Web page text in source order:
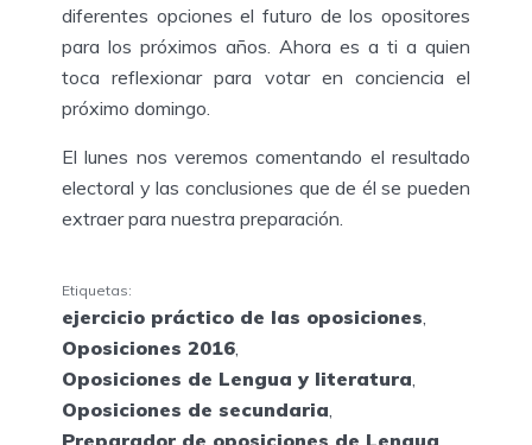
diferentes opciones el futuro de los opositores
para los próximos años. Ahora es a ti a quien
toca reflexionar para votar en conciencia el
próximo domingo.
El lunes nos veremos comentando el resultado
electoral y las conclusiones que de él se pueden
extraer para nuestra preparación.
Etiquetas:
ejercicio práctico de las oposiciones
Oposiciones 2016
Oposiciones de Lengua y literatura
Oposiciones de secundaria
Preparador de oposiciones de Lengua